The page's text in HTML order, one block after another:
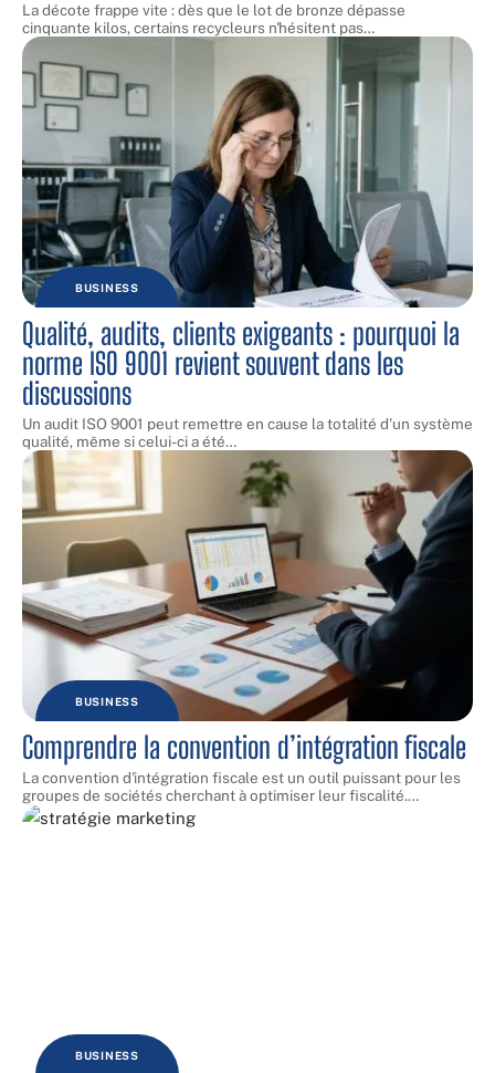
La décote frappe vite : dès que le lot de bronze dépasse
cinquante kilos, certains recycleurs n'hésitent pas…
BUSINESS
Qualité, audits, clients exigeants : pourquoi la
norme ISO 9001 revient souvent dans les
discussions
Un audit ISO 9001 peut remettre en cause la totalité d'un système
qualité, même si celui-ci a été…
BUSINESS
Comprendre la convention d’intégration fiscale
La convention d'intégration fiscale est un outil puissant pour les
groupes de sociétés cherchant à optimiser leur fiscalité.…
BUSINESS